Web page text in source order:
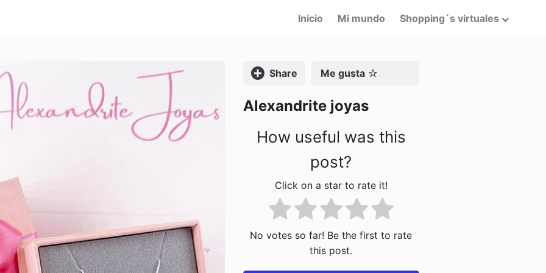
Inicio Mi mundo Shopping´s virtuales
Compartir Me gusta
Alexandrite joyas
How useful was this
post?
Click on a star to rate it!
No votes so far! Be the first to rate
this post.